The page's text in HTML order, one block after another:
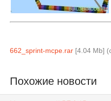
662_sprint-mcpe.rar [4.04 Mb]
Похожие новости